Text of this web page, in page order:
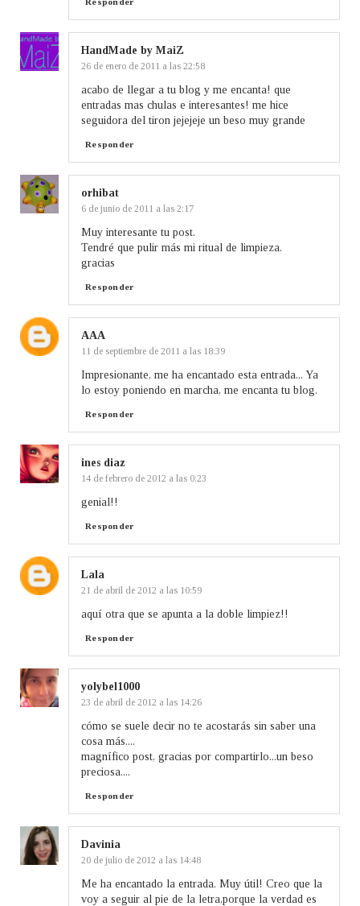
HandMade by MaiZ
26 de enero de 2011 a las 22:58
acabo de llegar a tu blog y me encanta! que
entradas mas chulas e interesantes! me hice
seguidora del tiron jejejeje un beso muy grande
Responder
orhibat
6 de junio de 2011 a las 2:17
Muy interesante tu post.
Tendré que pulir más mi ritual de limpieza.
gracias
Responder
AAA
11 de septiembre de 2011 a las 18:39
Impresionante, me ha encantado esta entrada... Ya
lo estoy poniendo en marcha, me encanta tu blog.
Responder
ines diaz
14 de febrero de 2012 a las 0:23
genial!!
Responder
Lala
21 de abril de 2012 a las 10:59
aquí otra que se apunta a la doble limpiez!!
Responder
yolybel1000
23 de abril de 2012 a las 14:26
cómo se suele decir no te acostarás sin saber una
cosa más....
magnífico post, gracias por compartirlo...un beso
preciosa....
Responder
Davinia
20 de julio de 2012 a las 14:48
Me ha encantado la entrada. Muy útil! Creo que la
voy a seguir al pie de la letra,porque la verdad es